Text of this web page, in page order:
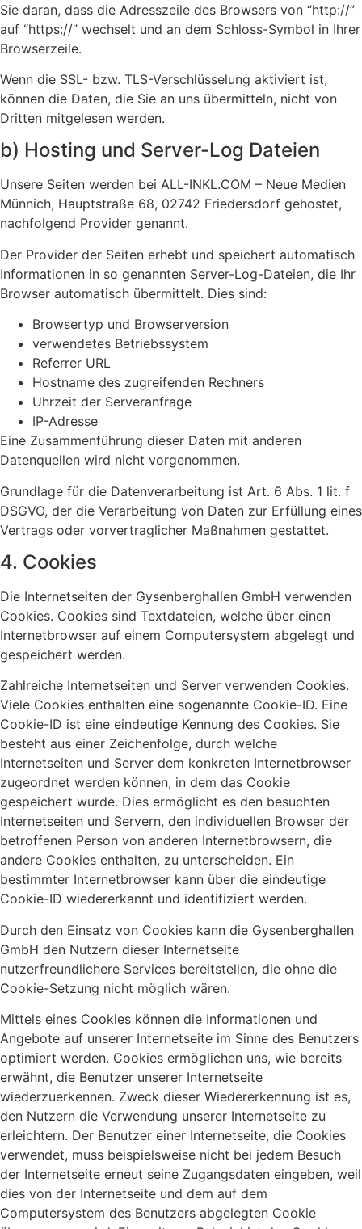
Sie daran, dass die Adresszeile des Browsers von “http://”
auf “https://” wechselt und an dem Schloss-Symbol in Ihrer
Browserzeile.
Wenn die SSL- bzw. TLS-Verschlüsselung aktiviert ist,
können die Daten, die Sie an uns übermitteln, nicht von
Dritten mitgelesen werden.
b) Hosting und Server-Log Dateien
Unsere Seiten werden bei ALL-INKL.COM – Neue Medien
Münnich, Hauptstraße 68, 02742 Friedersdorf gehostet,
nachfolgend Provider genannt.
Der Provider der Seiten erhebt und speichert automatisch
Informationen in so genannten Server-Log-Dateien, die Ihr
Browser automatisch übermittelt. Dies sind:
Browsertyp und Browserversion
verwendetes Betriebssystem
Referrer URL
Hostname des zugreifenden Rechners
Uhrzeit der Serveranfrage
IP-Adresse
Eine Zusammenführung dieser Daten mit anderen
Datenquellen wird nicht vorgenommen.
Grundlage für die Datenverarbeitung ist Art. 6 Abs. 1 lit. f
DSGVO, der die Verarbeitung von Daten zur Erfüllung eines
Vertrags oder vorvertraglicher Maßnahmen gestattet.
4. Cookies
Die Internetseiten der Gysenberghallen GmbH verwenden
Cookies. Cookies sind Textdateien, welche über einen
Internetbrowser auf einem Computersystem abgelegt und
gespeichert werden.
Zahlreiche Internetseiten und Server verwenden Cookies.
Viele Cookies enthalten eine sogenannte Cookie-ID. Eine
Cookie-ID ist eine eindeutige Kennung des Cookies. Sie
besteht aus einer Zeichenfolge, durch welche
Internetseiten und Server dem konkreten Internetbrowser
zugeordnet werden können, in dem das Cookie
gespeichert wurde. Dies ermöglicht es den besuchten
Internetseiten und Servern, den individuellen Browser der
betroffenen Person von anderen Internetbrowsern, die
andere Cookies enthalten, zu unterscheiden. Ein
bestimmter Internetbrowser kann über die eindeutige
Cookie-ID wiedererkannt und identifiziert werden.
Durch den Einsatz von Cookies kann die Gysenberghallen
GmbH den Nutzern dieser Internetseite
nutzerfreundlichere Services bereitstellen, die ohne die
Cookie-Setzung nicht möglich wären.
Mittels eines Cookies können die Informationen und
Angebote auf unserer Internetseite im Sinne des Benutzers
optimiert werden. Cookies ermöglichen uns, wie bereits
erwähnt, die Benutzer unserer Internetseite
wiederzuerkennen. Zweck dieser Wiedererkennung ist es,
den Nutzern die Verwendung unserer Internetseite zu
erleichtern. Der Benutzer einer Internetseite, die Cookies
verwendet, muss beispielsweise nicht bei jedem Besuch
der Internetseite erneut seine Zugangsdaten eingeben, weil
dies von der Internetseite und dem auf dem
Computersystem des Benutzers abgelegten Cookie